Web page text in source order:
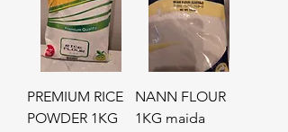
PREMIUM RICE
POWDER 1KG
NANN FLOUR
1KG maida